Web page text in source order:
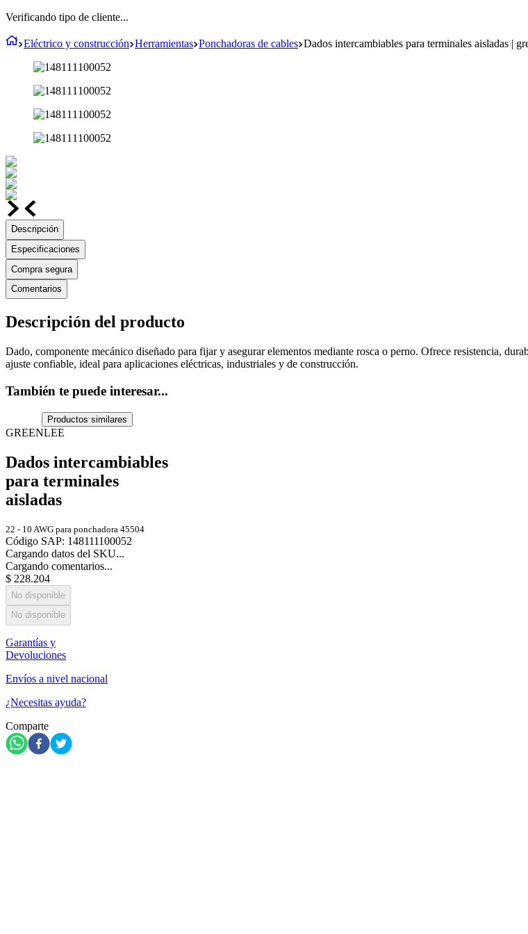
Verificando tipo de cliente...
Eléctrico y construcción Herramientas Ponchadoras de cables Dados intercambiables para terminales aisladas |
Descripción
Especificaciones
Compra segura
Comentarios
Descripción del producto
Dado, componente mecánico diseñado para fijar y asegurar elementos mediante rosca o perno. Ofrece resistencia,
ajuste confiable, ideal para aplicaciones eléctricas, industriales y de construcción.
También te puede interesar...
Productos similares
GREENLEE
Dados intercambiables
para terminales
aisladas
22 - 10 AWG para ponchadora 45504
Código SAP: 148111100052
Cargando datos del SKU...
Cargando comentarios...
$ 228.204
No disponible
No disponible
Garantías y
Devoluciones
Envíos a nivel nacional
¿Necesitas ayuda?
Comparte